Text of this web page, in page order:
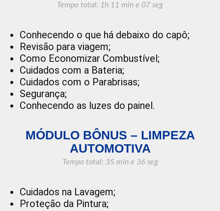
Tempo total: 1h 11 min e 07 seg
Conhecendo o que há debaixo do capô;
Revisão para viagem;
Como Economizar Combustível;
Cuidados com a Bateria;
Cuidados com o Parabrisas;
Segurança;
Conhecendo as luzes do painel.
MÓDULO BÔNUS – LIMPEZA
AUTOMOTIVA
Tempo total: 35 min e 36 seg
Cuidados na Lavagem;
Proteção da Pintura;